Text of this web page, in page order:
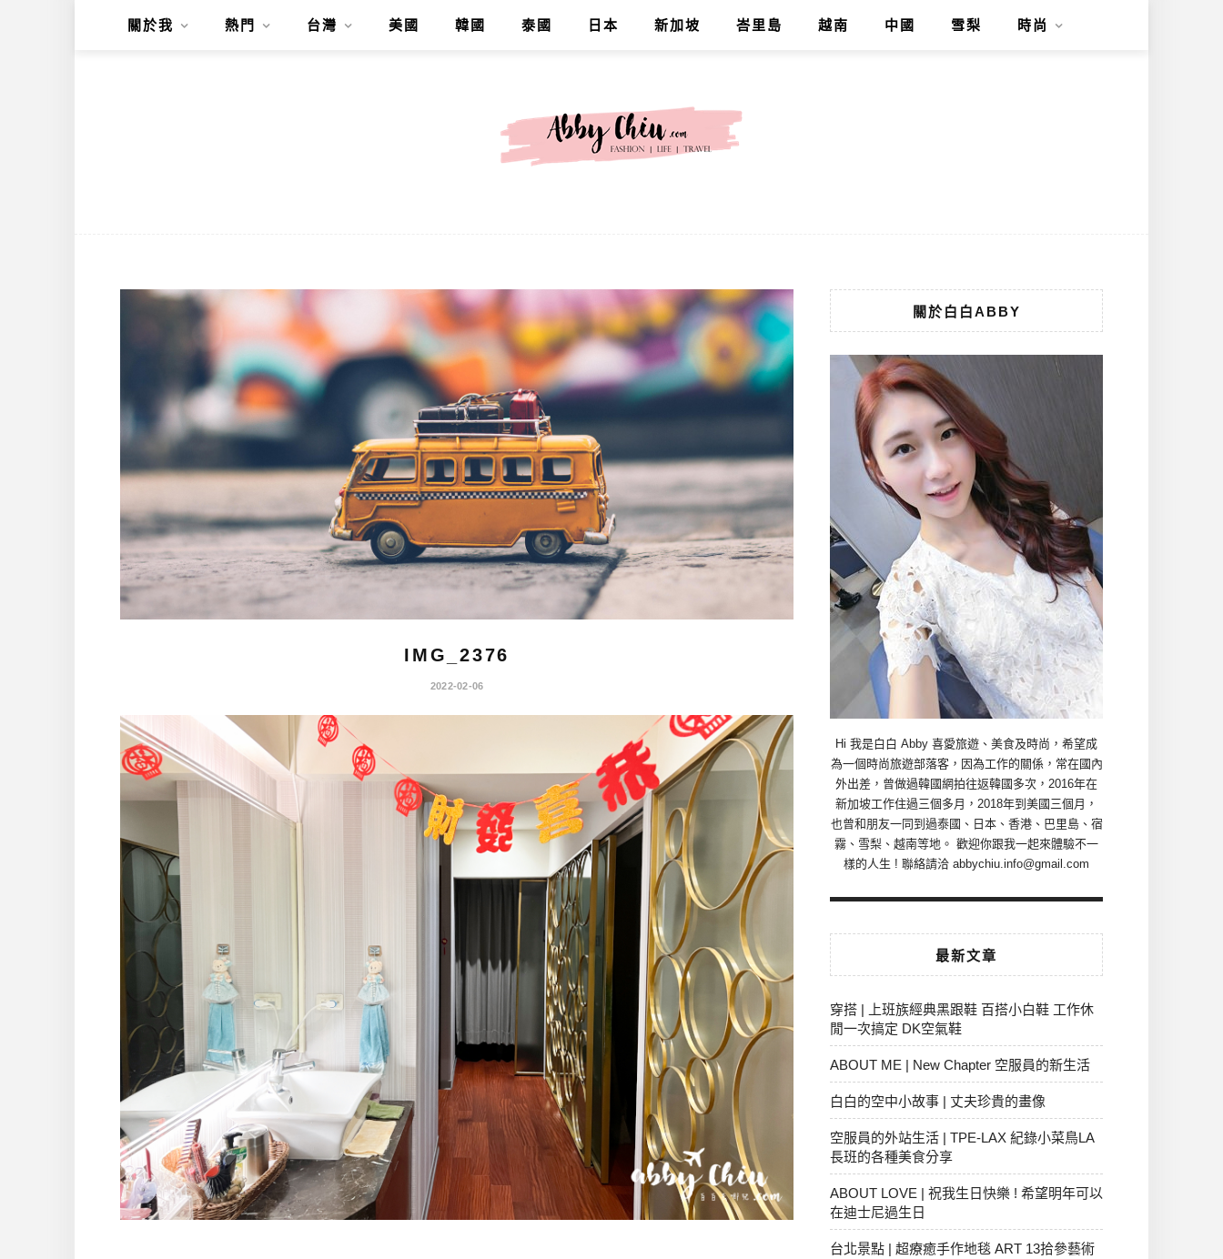
關於我 熱門 台灣 美國 韓國 泰國 日本 新加坡 峇里島 越南 中國 雪梨 時尚
IMG_2376
2022-02-06
關於白白ABBY
Hi 我是白白 Abby 喜愛旅遊、美食及時尚，希望成
為一個時尚旅遊部落客，因為工作的關係，常在國內
外出差，曾做過韓國網拍往返韓國多次，2016年在
新加坡工作住過三個多月，2018年到美國三個月，
也曾和朋友一同到過泰國、日本、香港、巴里島、宿
霧、雪梨、越南等地。 歡迎你跟我一起來體驗不一
樣的人生 ! 聯絡請洽 abbychiu.info@gmail.com
最新文章
穿搭 | 上班族經典黑跟鞋 百搭小白鞋 工作休
閒一次搞定 DK空氣鞋
ABOUT ME | New Chapter 空服員的新生活
白白的空中小故事 | 丈夫珍貴的畫像
空服員的外站生活 | TPE-LAX 紀錄小菜鳥LA
長班的各種美食分享
ABOUT LOVE | 祝我生日快樂 ! 希望明年可以
在迪士尼過生日
台北景點 | 超療癒手作地毯 ART 13拾參藝術